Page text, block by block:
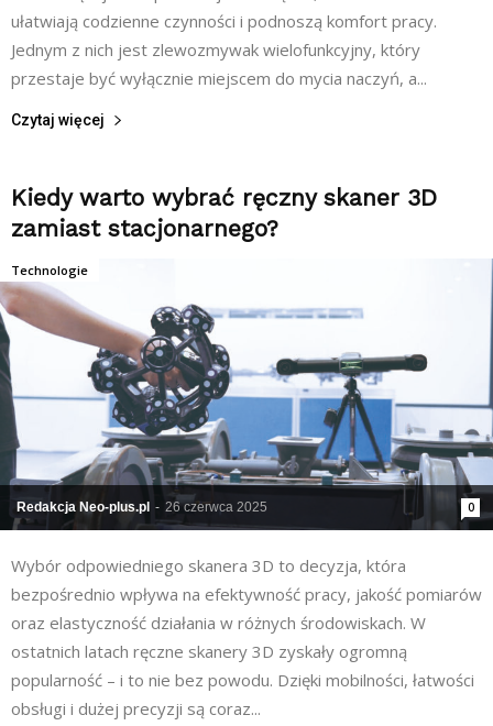
ułatwiają codzienne czynności i podnoszą komfort pracy.
Jednym z nich jest zlewozmywak wielofunkcyjny, który
przestaje być wyłącznie miejscem do mycia naczyń, a...
Czytaj więcej
Kiedy warto wybrać ręczny skaner 3D
zamiast stacjonarnego?
Redakcja Neo-plus.pl - 26 czerwca 2025 0
Technologie
Wybór odpowiedniego skanera 3D to decyzja, która
bezpośrednio wpływa na efektywność pracy, jakość pomiarów
oraz elastyczność działania w różnych środowiskach. W
ostatnich latach ręczne skanery 3D zyskały ogromną
popularność – i to nie bez powodu. Dzięki mobilności, łatwości
obsługi i dużej precyzji są coraz...